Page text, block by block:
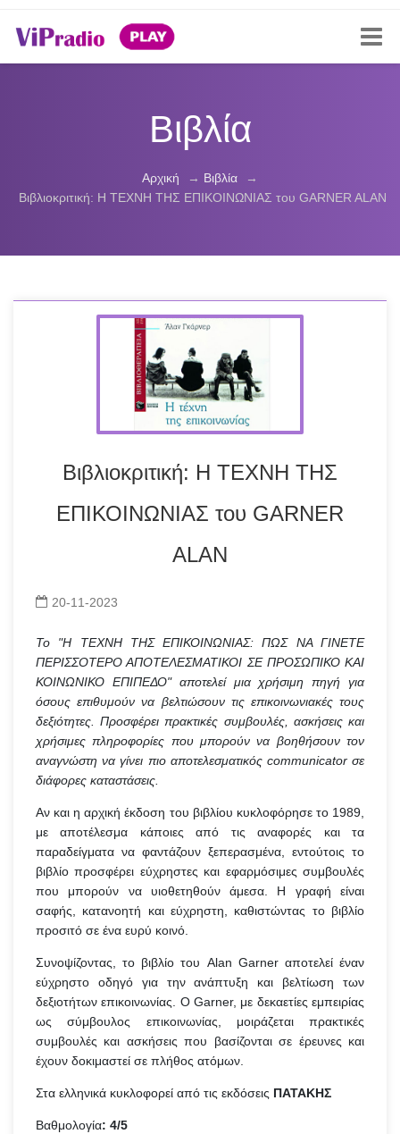
Βιβλία
Αρχική → Βιβλία
→
Βιβλιοκριτική: Η ΤΕΧΝΗ ΤΗΣ ΕΠΙΚΟΙΝΩΝΙΑΣ του GARNER ALAN
Βιβλιοκριτική: Η ΤΕΧΝΗ ΤΗΣ
ΕΠΙΚΟΙΝΩΝΙΑΣ του GARNER
ALAN
20-11-2023
Το "Η ΤΕΧΝΗ ΤΗΣ ΕΠΙΚΟΙΝΩΝΙΑΣ: ΠΩΣ ΝΑ ΓΙΝΕΤΕ
ΠΕΡΙΣΣΟΤΕΡΟ ΑΠΟΤΕΛΕΣΜΑΤΙΚΟΙ ΣΕ ΠΡΟΣΩΠΙΚΟ ΚΑΙ
ΚΟΙΝΩΝΙΚΟ ΕΠΙΠΕΔΟ" αποτελεί μια χρήσιμη πηγή για
όσους επιθυμούν να βελτιώσουν τις επικοινωνιακές τους
δεξιότητες. Προσφέρει πρακτικές συμβουλές, ασκήσεις και
χρήσιμες πληροφορίες που μπορούν να βοηθήσουν τον
αναγνώστη να γίνει πιο αποτελεσματικός communicator σε
διάφορες καταστάσεις.
Αν και η αρχική έκδοση του βιβλίου κυκλοφόρησε το 1989,
με αποτέλεσμα κάποιες από τις αναφορές και τα
παραδείγματα να φαντάζουν ξεπερασμένα, εντούτοις το
βιβλίο προσφέρει εύχρηστες και εφαρμόσιμες συμβουλές
που μπορούν να υιοθετηθούν άμεσα. Η γραφή είναι
σαφής, κατανοητή και εύχρηστη, καθιστώντας το βιβλίο
προσιτό σε ένα ευρύ κοινό.
Συνοψίζοντας, το βιβλίο του Alan Garner αποτελεί έναν
εύχρηστο οδηγό για την ανάπτυξη και βελτίωση των
δεξιοτήτων επικοινωνίας. Ο Garner, με δεκαετίες εμπειρίας
ως σύμβουλος επικοινωνίας, μοιράζεται πρακτικές
συμβουλές και ασκήσεις που βασίζονται σε έρευνες και
έχουν δοκιμαστεί σε πλήθος ατόμων.
Στα ελληνικά κυκλοφορεί από τις εκδόσεις ΠΑΤΑΚΗΣ
Βαθμολογία: 4/5